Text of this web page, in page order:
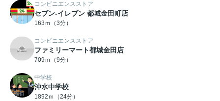
コンビニエンスストア
セブン‐イレブン 都城金田町店
163ｍ（3分）
コンビニエンスストア
ファミリーマート都城金田店
709ｍ（9分）
中学校
沖水中学校
1892ｍ（24分）